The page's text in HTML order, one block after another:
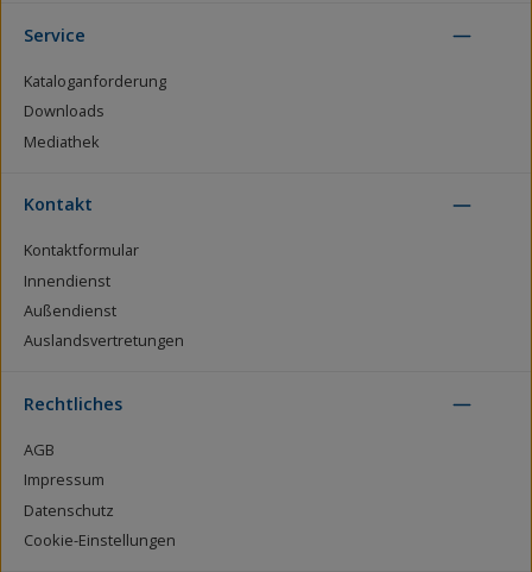
Service
Kataloganforderung
Downloads
Mediathek
Kontakt
Kontaktformular
Innendienst
Außendienst
Auslandsvertretungen
Rechtliches
AGB
Impressum
Datenschutz
Cookie-Einstellungen